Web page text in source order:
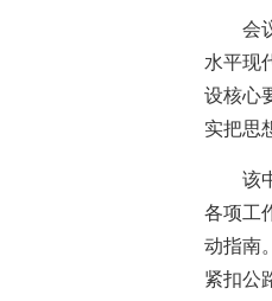
会
水平现
设核心
实把思
该
各项工
动指南
紧扣公